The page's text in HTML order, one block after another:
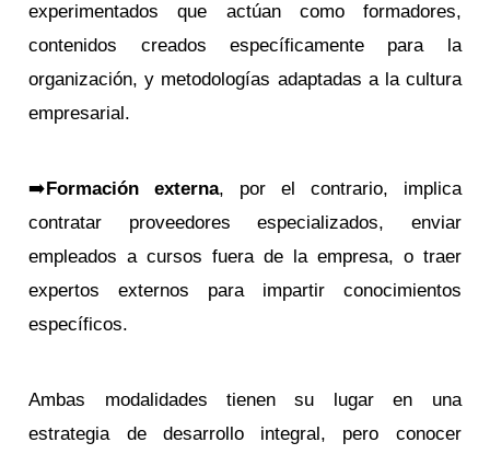
experimentados que actúan como formadores,
contenidos creados específicamente para la
organización, y metodologías adaptadas a la cultura
empresarial.
➡️Formación externa, por el contrario, implica
contratar proveedores especializados, enviar
empleados a cursos fuera de la empresa, o traer
expertos externos para impartir conocimientos
específicos.
Ambas modalidades tienen su lugar en una
estrategia de desarrollo integral, pero conocer